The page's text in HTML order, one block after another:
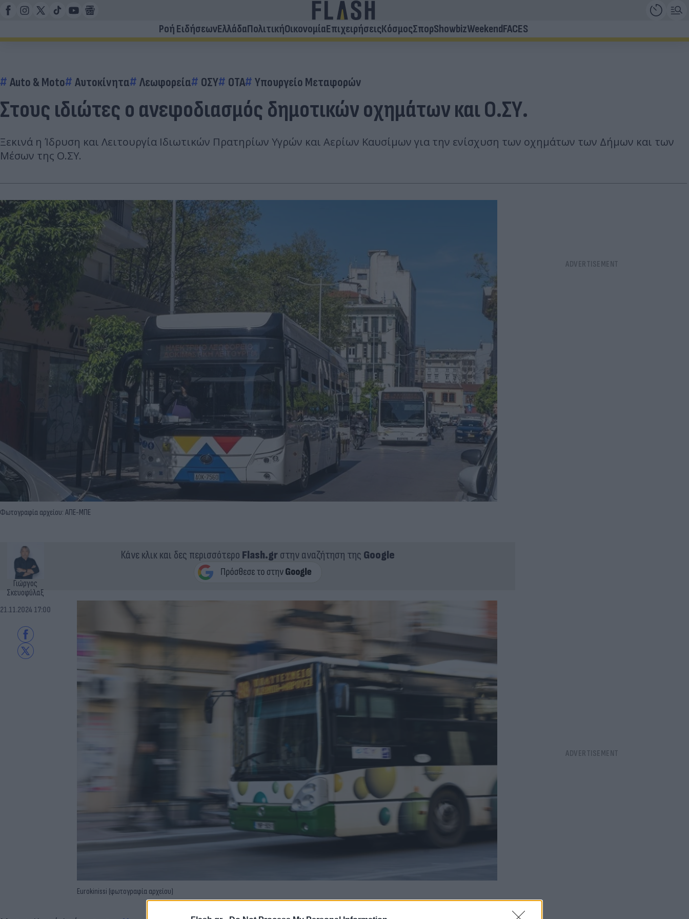
Ροή ΕιδήσεωνΕλλάδαΠολιτικήΟικονομίαΕπιχειρήσειςΚόσμοςΣπορShowbizWeekendFACES
Auto & Moto Αυτοκίνητα Λεωφορεία ΟΣΥ ΟΤΑ Υπουργείο Μεταφορών
Στους ιδιώτες ο ανεφοδιασμός δημοτικών οχημάτων και Ο.ΣΥ.
Ξεκινά η Ίδρυση και Λειτουργία Ιδιωτικών Πρατηρίων Υγρών και Αερίων Καυσίμων για την ενίσχυση των οχημάτων των Δήμων και των
Μέσων της Ο.ΣΥ.
Φωτογραφία αρχείου: ΑΠΕ-ΜΠΕ
Γιώργος
Σκευοφύλαξ
21.11.2024 17:00
Κάνε κλικ και δες περισσότερο Flash.grστην αναζήτηση της Google
Eurokinissi (φωτογραφία αρχείου)